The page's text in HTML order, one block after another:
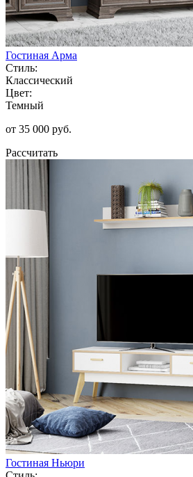
Гостиная Арма
Стиль:
Классический
Цвет:
Темный
от 35 000 руб.
Рассчитать
Гостиная Ньюри